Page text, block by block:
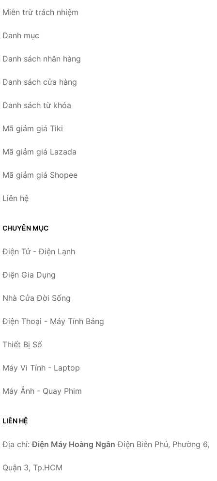
Miễn trừ trách nhiệm
Danh mục
Danh sách nhãn hàng
Danh sách cửa hàng
Danh sách từ khóa
Mã giảm giá Tiki
Mã giảm giá Lazada
Mã giảm giá Shopee
Liên hệ
CHUYÊN MỤC
Điện Tử - Điện Lạnh
Điện Gia Dụng
Nhà Cửa Đời Sống
Điện Thoại - Máy Tính Bảng
Thiết Bị Số
Máy Vi Tính - Laptop
Máy Ảnh - Quay Phim
LIÊN HỆ
Địa chỉ:Điện Máy Hoàng Ngân Điện Biên Phủ, Phường 6,
Quận 3, Tp.HCM